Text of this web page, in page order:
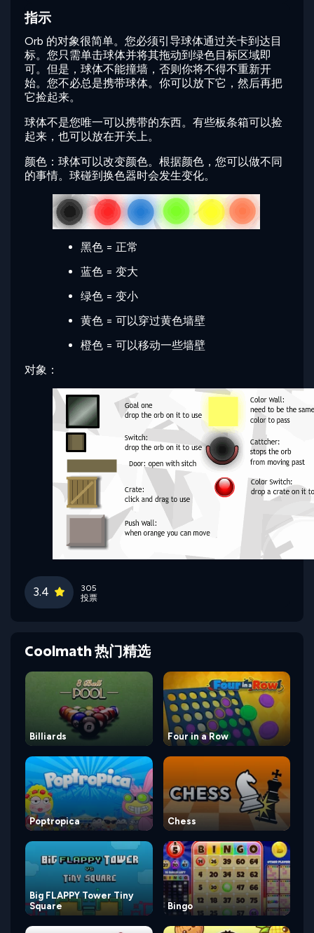
指示
Orb 的对象很简单。您必须引导球体通过关卡到达目
标。您只需单击球体并将其拖动到绿色目标区域即
可。但是，球体不能撞墙，否则你将不得不重新开
始。您不必总是携带球体。你可以放下它，然后再把
它捡起来。
球体不是您唯一可以携带的东西。有些板条箱可以捡
起来，也可以放在开关上。
颜色：球体可以改变颜色。根据颜色，您可以做不同
的事情。球碰到换色器时会发生变化。
黑色 = 正常
蓝色 = 变大
绿色 = 变小
黄色 = 可以穿过黄色墙壁
橙色 = 可以移动一些墙壁
对象：
3.4
305
投票
Coolmath 热门精选
Billiards Four in a Row
Poptropica Chess
Big FLAPPY Tower Tiny
Square
Bingo